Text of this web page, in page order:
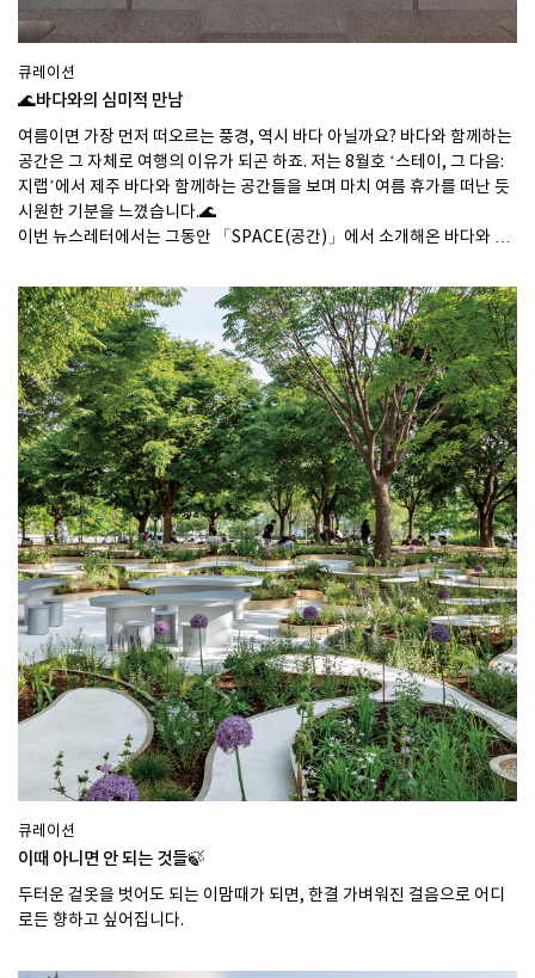
큐레이션
🌊바다와의 심미적 만남
여름이면 가장 먼저 떠오르는 풍경, 역시 바다 아닐까요? 바다와 함께하는
공간은 그 자체로 여행의 이유가 되곤 하죠. 저는 8월호 ‘스테이, 그 다음:
지랩’에서 제주 바다와 함께하는 공간들을 보며 마치 여름 휴가를 떠난 듯
시원한 기분을 느꼈습니다.🌊
이번 뉴스레터에서는 그동안 「SPACE(공간)」에서 소개해온 바다와 맞
위에서 벗어나 여름 바다를 느껴보세요.
큐레이션
이때 아니면 안 되는 것들🍃
두터운 겉옷을 벗어도 되는 이맘때가 되면, 한결 가벼워진 걸음으로 어디
로든 향하고 싶어집니다.